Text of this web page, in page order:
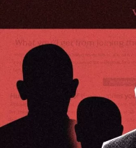
AZ ORBÁN CSALÁD ÜZLETEI
OFFSHORE TITKOK
RÓLUNK